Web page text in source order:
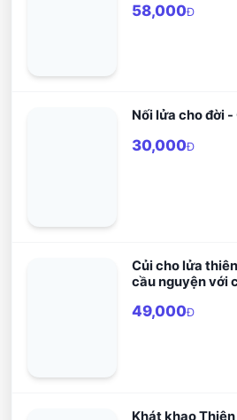
58,000Đ
Nối lửa cho đời
30,000Đ
Củi cho lửa
cầu nguyện với
49,000Đ
Khát khao